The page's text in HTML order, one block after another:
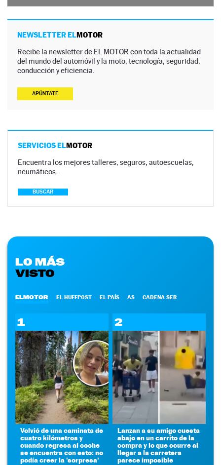
NEWSLETTER ELMOTOR
Recibe la newsletter de EL MOTOR con toda la actualidad
del mundo del automóvil y la moto, tecnología, seguridad,
conducción y eficiencia.
APÚNTATE
SERVICIOS ELMOTOR
Encuentra los mejores talleres, seguros, autoescuelas,
neumáticos…
BUSCAR
LO MÁS
VISTO
ELMOTOR EL HUFFPOST EL PAÍS AS CADENA SER
1
Volvió de una caminata de
cuatro kilómetros y
cuando regresa al coche
se encuentra con esto: no
podía creer la 'sorpresa'
2
Lanzan a su amigo cuesta
abajo en un carrito de la
compra y lo que ocurre al
llegar a la carretera
parece imposible